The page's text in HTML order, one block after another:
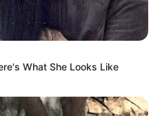
Bond? Here's What
What She Looks Like